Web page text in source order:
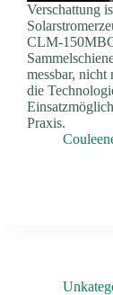
Verschattung
CLM-
messbar,
die
Praxis.